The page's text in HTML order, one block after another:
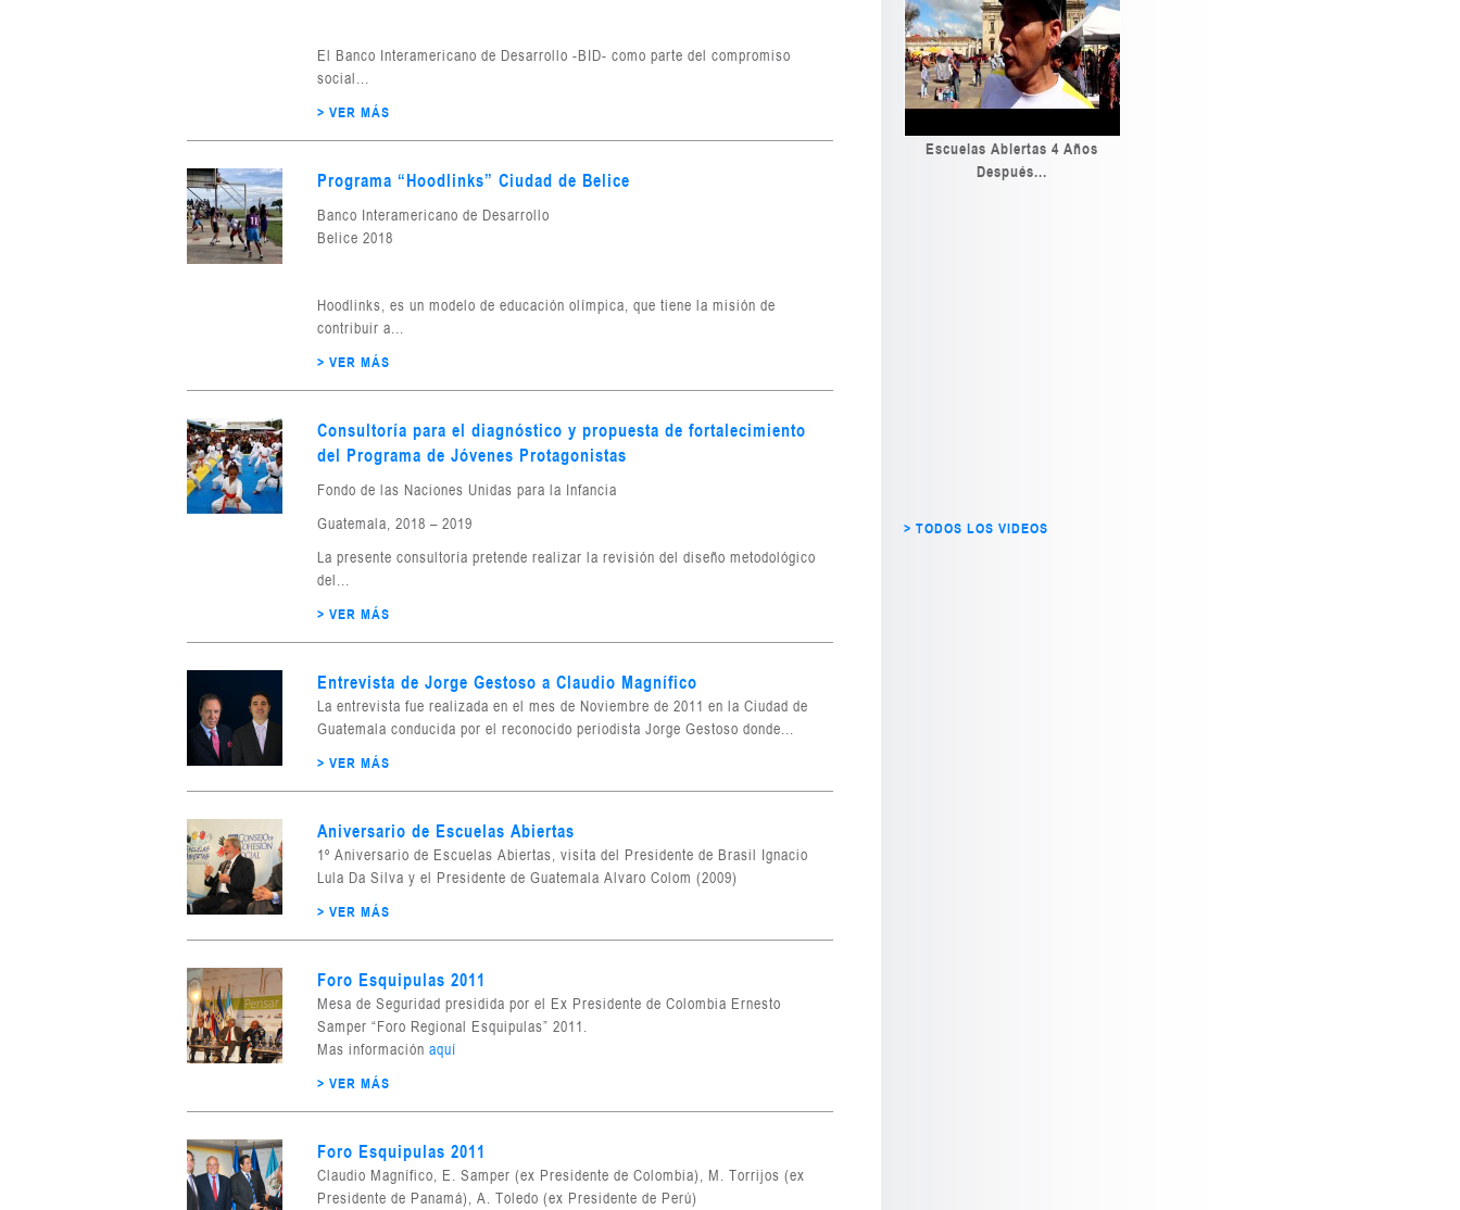
El Banco Interamericano de Desarrollo -BID- como parte del compromiso
social...
> VER MÁS
Programa “Hoodlinks” Ciudad de Belice
Banco Interamericano de Desarrollo
Belice 2018
Hoodlinks, es un modelo de educación olímpica, que tiene la misión de
contribuir a...
> VER MÁS
Consultoría para el diagnóstico y propuesta de fortalecimiento
del Programa de Jóvenes Protagonistas
Fondo de las Naciones Unidas para la Infancia
Guatemala, 2018 – 2019
La presente consultoría pretende realizar la revisión del diseño metodológico
del...
> VER MÁS
Entrevista de Jorge Gestoso a Claudio Magnífico
La entrevista fue realizada en el mes de Noviembre de 2011 en la Ciudad de
Guatemala conducida por el reconocido periodista Jorge Gestoso donde...
> VER MÁS
Aniversario de Escuelas Abiertas
1º Aniversario de Escuelas Abiertas, visita del Presidente de Brasil Ignacio
Lula Da Silva y el Presidente de Guatemala Alvaro Colom (2009)
> VER MÁS
Foro Esquipulas 2011
Mesa de Seguridad presidida por el Ex Presidente de Colombia Ernesto
Samper “Foro Regional Esquipulas” 2011.
Mas información aquí
> VER MÁS
Foro Esquipulas 2011
Claudio Magnífico, E. Samper (ex Presidente de Colombia), M. Torrijos (ex
Presidente de Panamá), A. Toledo (ex Presidente de Perú)
Escuelas Abiertas 4 Años
Después...
> TODOS LOS VIDEOS